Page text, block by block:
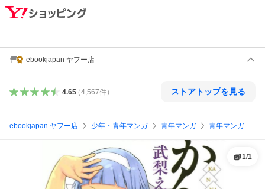
ebookjapan ヤフー店
4.65（4,567件） ストアトップを見る
ebookjapan ヤフー店 少年・青年マンガ 青年マンガ 青年マンガ
1/1